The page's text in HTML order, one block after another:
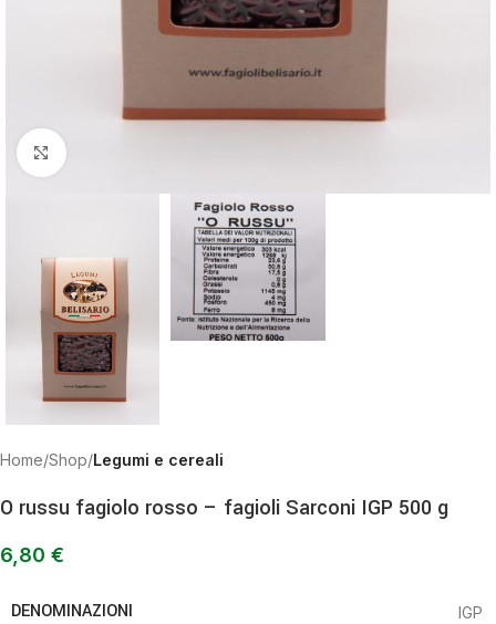
Clicca per ingrandire
Home Shop Legumi e cereali
O russu fagiolo rosso – fagioli Sarconi IGP 500 g
6,80 €
DENOMINAZIONI IGP